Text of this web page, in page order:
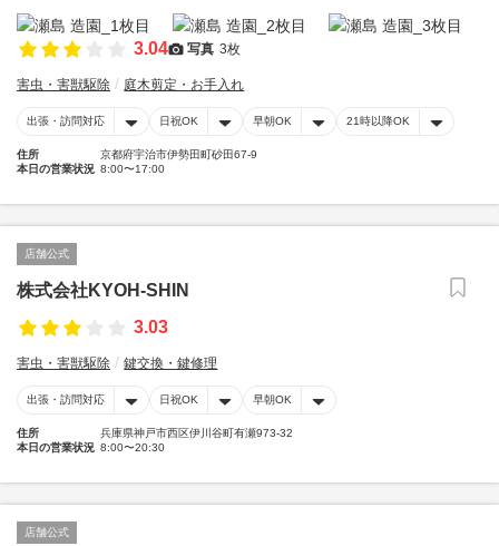
3.04 写真 3枚
害虫・害獣駆除 庭木剪定・お手入れ
出張・訪問対応 日祝OK 早朝OK 21時以降OK
住所
京都府宇治市伊勢田町砂田67-9
本日の営業状況 8:00〜17:00
店舗公式
株式会社KYOH-SHIN
3.03
害虫・害獣駆除 鍵交換・鍵修理
出張・訪問対応 日祝OK 早朝OK
住所
兵庫県神戸市西区伊川谷町有瀬973-32
本日の営業状況 8:00〜20:30
店舗公式